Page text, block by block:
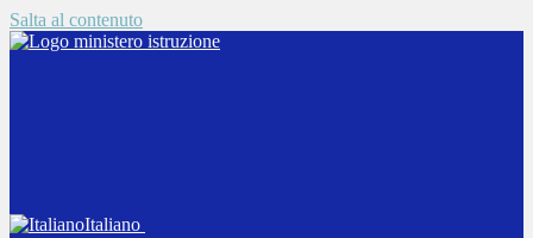
Salta al contenuto
Italiano